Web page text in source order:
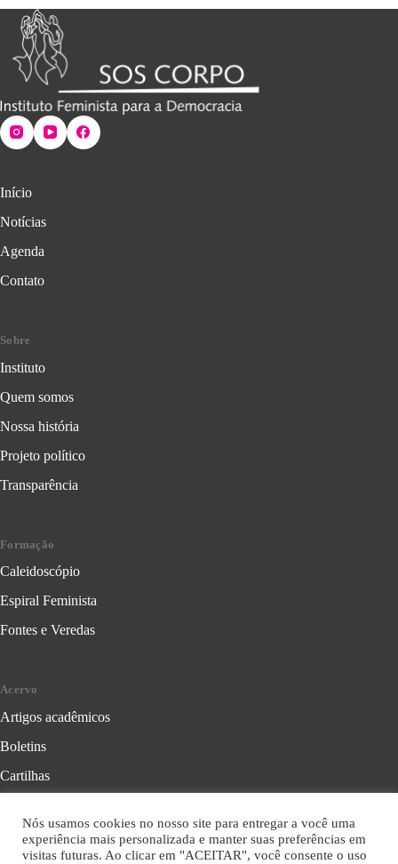
Início
Notícias
Agenda
Contato
Sobre
Instituto
Quem somos
Nossa história
Projeto político
Transparência
Formação
Caleidoscópio
Espiral Feminista
Fontes e Veredas
Acervo
Artigos acadêmicos
Boletins
Cartilhas
Folhetos
Nós usamos cookies no nosso site para entregar a você uma
experiência mais personalizada e manter suas preferências em
visitas futuras. Ao clicar em "ACEITAR", você consente o uso